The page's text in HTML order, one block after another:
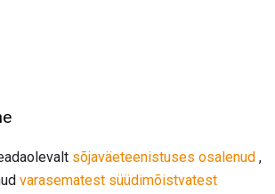
sõjaväeteenistuses osalenud ,
varasematest süüdimõistvatest